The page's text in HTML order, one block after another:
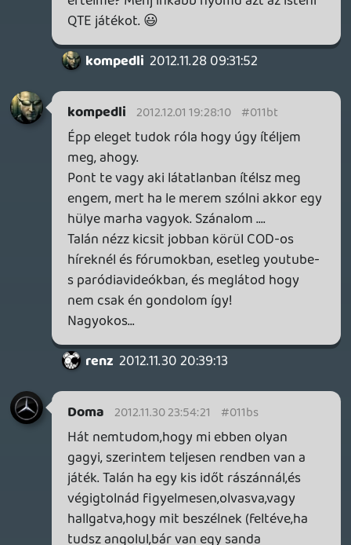
vortel
hihetetlenül ostoba vagy ha te tényleg azt
hiszed, hogy a COD-ot évről évre a 7 órás
kampány miatt vesszük meg...
kompedli 2012.11.26 13:24:59
gyurmagy 2012.11.26 16:39:44
Szerencsére egyre kevesebb az ilyen
renz 2012.11.26 14:07:22
renz 2012.11.26 14:07:22 #011bb
Letöltik a warez bo2-t, amivel játszanak 15
perc kampányt (mert a multi warezzal
annyira nem megy ugyebár) és máris
jobban tud mindent az egész szériáról,
mint az összes játékos együttvéve. Ugyan
kérem... 🙂
gyurmagy 2012.11.26 14:01:20
Sajnos látom! És még valamire rájöttem
(elég sokáig tartott) : felesleges az ilyen
emberekre időt s energiát pazarolni egy
fórumon keresztül!
renz 2012.11.26 13:26:31